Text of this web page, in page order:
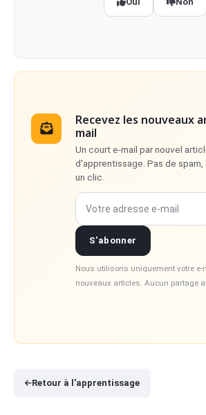
Recevez les nouveaux
mail
Un court e-mail par nouvel
d'apprentissage. Pas de
un clic.
Votre adresse e-mail
S'abonner
Nous utilisons uniquement votre e-
nouveaux articles. Aucun partage
Retour à l'apprentissage